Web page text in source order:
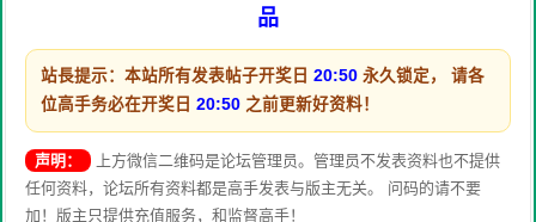
品
站長提示：本站所有发表帖子开奖日 20:50 永久锁定， 请各
位高手务必在开奖日 20:50 之前更新好资料！
声明：
上方微信二维码是论坛管理员。管理员不发表资料也不提供
任何资料，论坛所有资料都是高手发表与版主无关。 问码的请不要
加！版主只提供充值服务，和监督高手！